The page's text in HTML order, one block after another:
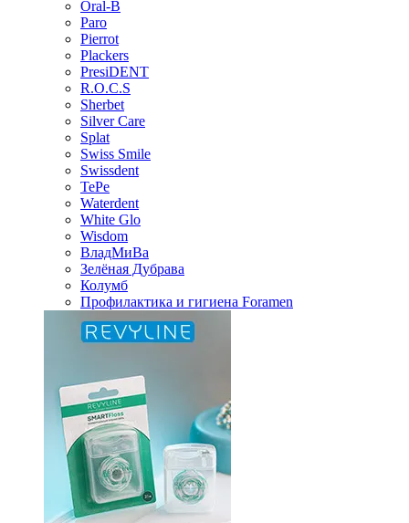
Oral-B
Paro
Pierrot
Plackers
PresiDENT
R.O.C.S
Sherbet
Silver Care
Splat
Swiss Smile
Swissdent
TePe
Waterdent
White Glo
Wisdom
ВладМиВа
Зелёная Дубрава
Колумб
Профилактика и гигиена Foramen